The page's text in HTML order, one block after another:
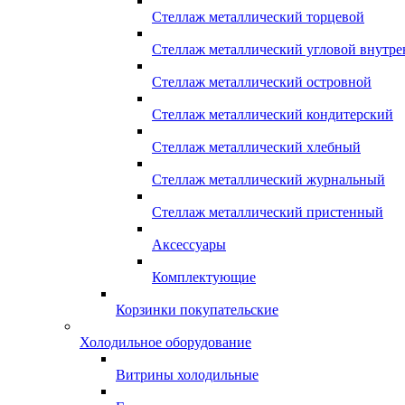
Стеллаж металлический торцевой
Стеллаж металлический угловой
Стеллаж металлический островной
Стеллаж металлический кондитерский
Стеллаж металлический хлебный
Стеллаж металлический журнальный
Стеллаж металлический пристенный
Аксессуары
Комплектующие
Корзинки покупательские
Холодильное оборудование
Витрины холодильные